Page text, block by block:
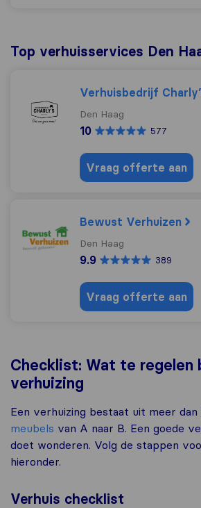
Top verhuisservices Den
Verhuisbedrijf
Den Haag
10 577
Vraag offerte aan
Bewust Verhuizen
Den Haag
9.9 389
Vraag offerte aan
Checklist: Wat te regelen
verhuizing
Een verhuizing bestaat uit meer dan
meubels van A naar B. Een goede
doet wonderen. Volg de stappen
hieronder.
Verhuis checklist